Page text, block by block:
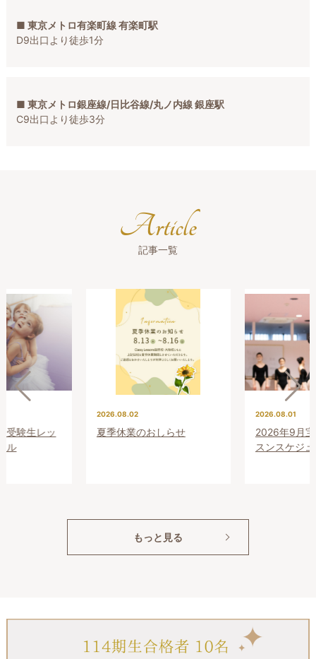
■ 東京メトロ有楽町線 有楽町駅
D9出口より徒歩1分
■ 東京メトロ銀座線/日比谷線/丸ノ内線 銀座駅
C9出口より徒歩3分
Article
記事一覧
受験生レッ
ル
2026.08.02
夏季休業のおしらせ
2026.08.01
2026年9月
スンスケジ
もっと見る